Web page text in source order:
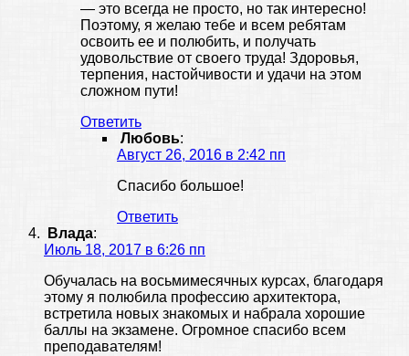
— это всегда не просто, но так интересно!
Поэтому, я желаю тебе и всем ребятам
освоить ее и полюбить, и получать
удовольствие от своего труда! Здоровья,
терпения, настойчивости и удачи на этом
сложном пути!
Ответить
Любовь:
Август 26, 2016 в 2:42 пп
Спасибо большое!
Ответить
Влада:
Июль 18, 2017 в 6:26 пп
Обучалась на восьмимесячных курсах, благодаря
этому я полюбила профессию архитектора,
встретила новых знакомых и набрала хорошие
баллы на экзамене. Огромное спасибо всем
преподавателям!